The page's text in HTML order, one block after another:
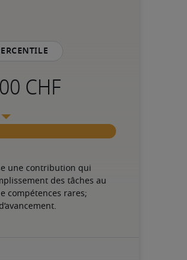
percentile
une contribution qui
des tâches au
compétences rares;